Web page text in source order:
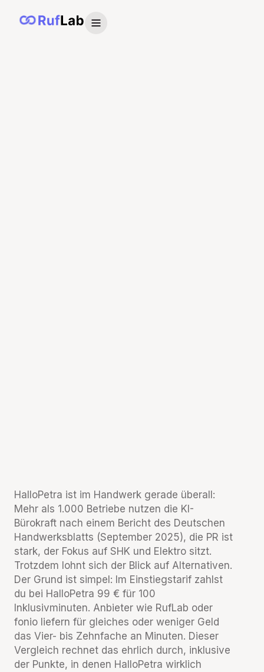
HalloPetra ist im Handwerk gerade überall:
Mehr als 1.000 Betriebe nutzen die KI-
Bürokraft nach einem Bericht des Deutschen
Handwerksblatts (September 2025), die PR ist
stark, der Fokus auf SHK und Elektro sitzt.
Trotzdem lohnt sich der Blick auf Alternativen.
Der Grund ist simpel: Im Einstiegstarif zahlst
du bei HalloPetra 99 € für 100
Inklusivminuten. Anbieter wie RufLab oder
fonio liefern für gleiches oder weniger Geld
das Vier- bis Zehnfache an Minuten. Dieser
Vergleich rechnet das ehrlich durch, inklusive
der Punkte, in denen HalloPetra wirklich